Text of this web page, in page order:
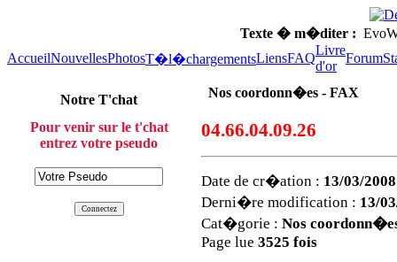
Texte � m�diter :
AccueilNouvellesPhotosT�l�chargementsLiensFAQ
Livre
d'or
Forum
Notre T'chat
Pour venir sur le t'chat
entrez votre pseudo
Nos coordonn�es - FAX
04.66.04.09.26
Date de cr�ation : 13/03/
Derni�re modification : 13/
Cat�gorie : Nos
Page lue 3525 fois